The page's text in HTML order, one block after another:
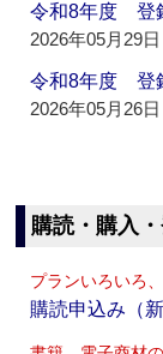
令和8年度 登
2026年05月29
令和8年度 登
2026年05月26
購読・購入
プランいろいろ
購読申込み（